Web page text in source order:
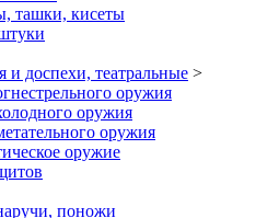
ташки, кисеты
доспехи, театральные >
оружия
оружия
оружия
оружие
поножи